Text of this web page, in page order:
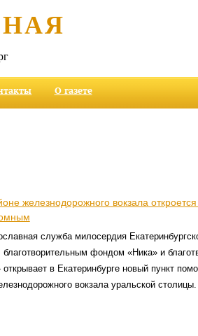
О газете
железнодорожного вокзала
служба милосердия
фондом «Ника» и
в Екатеринбурге новый пункт
вокзала уральской столицы.